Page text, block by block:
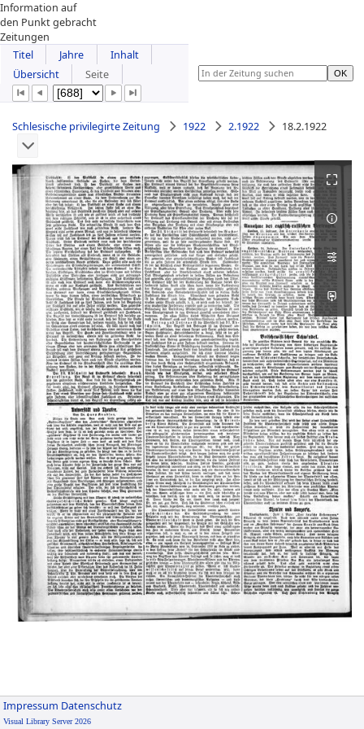
Information auf
den Punkt gebracht
Zeitungen
Titel
Jahre
Inhalt
Übersicht
Seite
Schlesische privilegirte Zeitung 1922 2.1922 18.2.1922
Impressum Datenschutz
Visual Library Server 2026